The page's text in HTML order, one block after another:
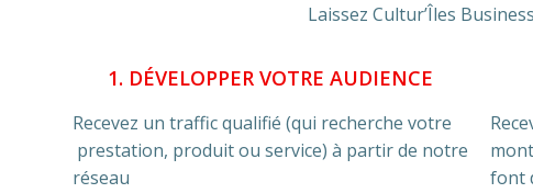
Laissez Cultur’Îles
1. DÉVELOPPER VOTRE AUDIENCE
Recevez un traffic qualifié (qui recherche votre
prestation, produit ou service) à partir de notre
réseau
font